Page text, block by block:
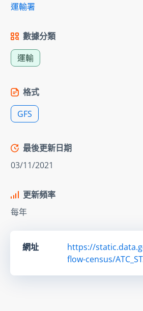
運輸署
數據分類
運輸
格式
GFS
最後更新日期
03/11/2021
更新頻率
每年
網址
https://
flow-census/